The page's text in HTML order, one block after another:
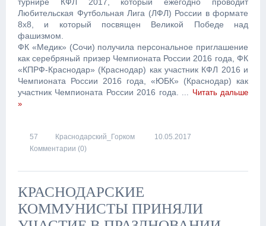
Любительская Футбольная Лига (ЛФЛ) России в формате
8х8, и который посвящен Великой Победе над
фашизмом.
ФК «Медик» (Сочи) получила персональное приглашение
как серебряный призер Чемпионата России 2016 года, ФК
«КПРФ-Краснодар» (Краснодар) как участник КФЛ 2016 и
Чемпионата России 2016 года, «ЮБК» (Краснодар) как
участник Чемпионата России 2016 года.
... Читать дальше
»
57 Краснодарский_Горком
10.05.2017
Комментарии (0)
КРАСНОДАРСКИЕ
КОММУНИСТЫ ПРИНЯЛИ